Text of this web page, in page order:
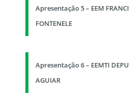
Apresentação 5 – EEM
FONTENELE
Apresentação 6 – EEMTI
AGUIAR